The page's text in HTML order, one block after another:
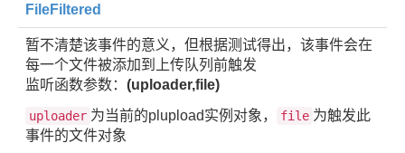
FileFiltered
暂不清楚该事件的意义，但根据测试得出，该事件会在
每一个文件被添加到上传队列前触发
监听函数参数： (uploader,file)
uploader 为当前的plupload实例对象， file 为触发此
事件的文件对象